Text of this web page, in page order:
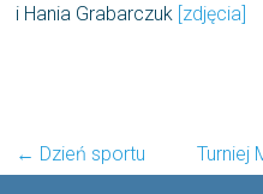
i Hania Grabarczuk [zdjęcia]
← Dzień sportu Turniej